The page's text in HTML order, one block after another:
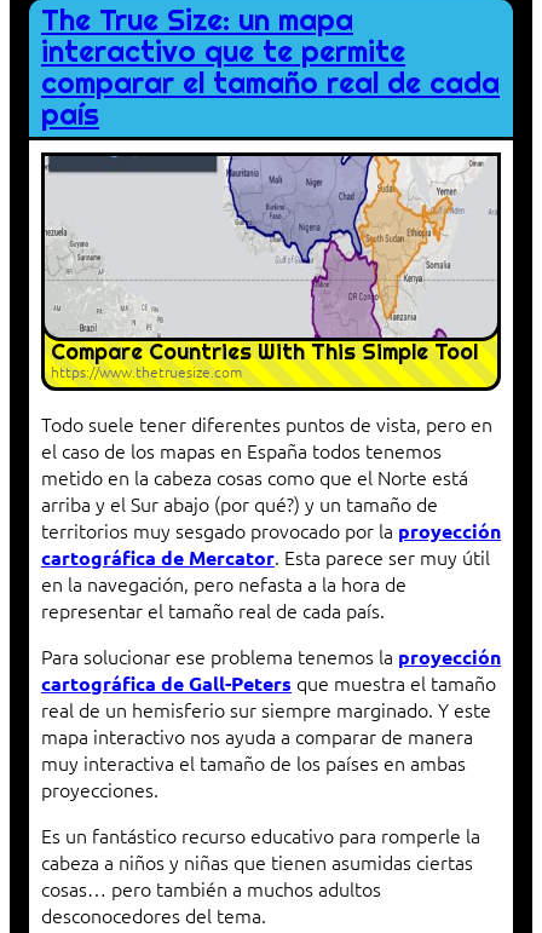
The True Size: un mapa
interactivo que te permite
comparar el tamaño real de cada
país
Compare Countries With This Simple Tool
https://www.thetruesize.com
Todo suele tener diferentes puntos de vista, pero en
el caso de los mapas en España todos tenemos
metido en la cabeza cosas como que el Norte está
arriba y el Sur abajo (por qué?) y un tamaño de
territorios muy sesgado provocado por la proyección
cartográfica de Mercator. Esta parece ser muy útil
en la navegación, pero nefasta a la hora de
representar el tamaño real de cada país.
Para solucionar ese problema tenemos la proyección
cartográfica de Gall-Peters que muestra el tamaño
real de un hemisferio sur siempre marginado. Y este
mapa interactivo nos ayuda a comparar de manera
muy interactiva el tamaño de los países en ambas
proyecciones.
Es un fantástico recurso educativo para romperle la
cabeza a niños y niñas que tienen asumidas ciertas
cosas… pero también a muchos adultos
desconocedores del tema.